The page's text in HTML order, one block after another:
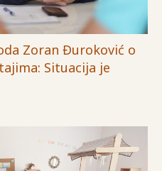
Zoran Đuroković o
Situacija je